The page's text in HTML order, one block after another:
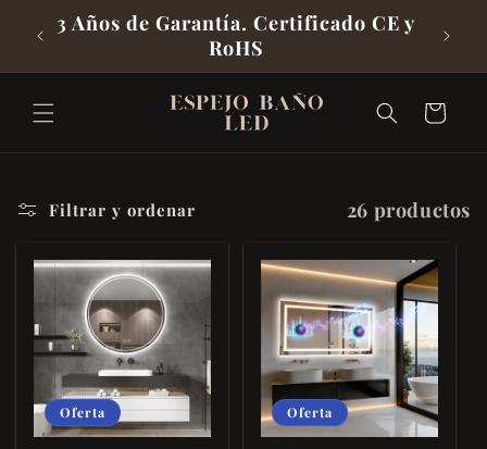
Contenido
Envío Rápido y Gratis a Toda España
desde Almacén Local
Carrito
Filtrar y ordenar 26 productos
Oferta Oferta